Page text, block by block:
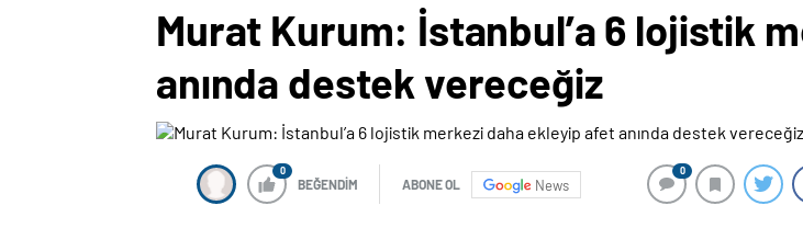
Murat Kurum: İstanbul’a 6 lojistik
anında destek vereceğiz
0
BEĞENDİM ABONE OL News
0